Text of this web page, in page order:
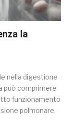
la
nella digestione
può comprimere
funzionamento
polmonare,